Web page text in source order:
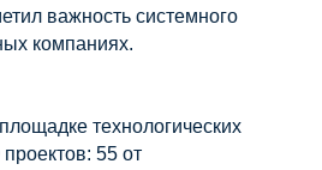
важность системного
компаниях.
технологических
55 от